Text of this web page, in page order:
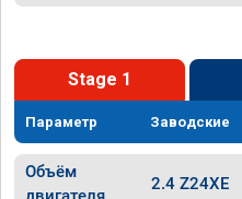
Stage 1
Параметр Заводские
Объём
2.4 Z24XE